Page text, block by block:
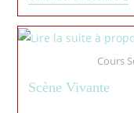
Cours
Scène Vivante